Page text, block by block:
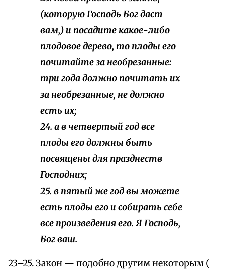
(которую Господь Бог даст
вам,) и посадите какое-либо
плодовое дерево, то плоды его
почитайте за необрезанные:
три года должно почитать их
за необрезанные, не должно
есть их;
24. а в четвертый год все
плоды его должны быть
посвящены для празднеств
Господних;
25. в пятый же год вы можете
есть плоды его и собирать себе
все произведения его. Я Господь,
Бог ваш.
23–25. Закон — подобно другим некоторым (